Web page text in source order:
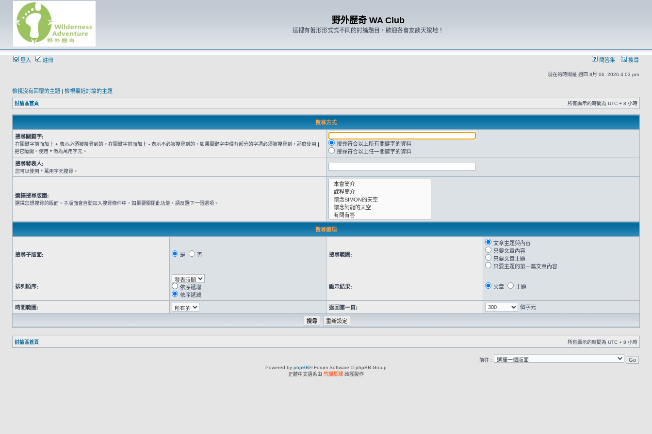
野外歷奇 WA Club
這裡有著形形式式不同的討論題目，歡迎各會友談天說地！
登入 註冊 問答集 搜尋
現在的時間是 週四 8月 06, 2026 4:03 pm
檢視沒有回覆的主題 | 檢視最近討論的主題
討論區首頁 所有顯示的時間為 UTC + 8 小時
搜尋方式
搜尋關鍵字:
在關鍵字前面加上 + 表示必須被搜尋到的。在關鍵字前面加上 - 表示不必被搜尋到的。如果關鍵字中僅有部分的字詞必須被搜尋到，那麼使用 |
把它隔開。使用 * 做為萬用字元。
搜尋符合以上所有關鍵字的資料
搜尋符合以上任一關鍵字的資料
搜尋發表人:
您可以使用 * 萬用字元搜尋。
選擇搜尋版面:
選擇您想搜尋的版面。子版面會自動加入搜尋條件中，如果要關閉此功能，請反選下一個選項。
搜尋選項
搜尋子版面: 是 否 搜尋範圍:
文章主題與內容
只要文章內容
只要文章主題
只要主題的第一篇文章內容
排列順序:
依序遞增
依序遞減
顯示結果: 文章 主題
時間範圍: 返回第一頁: 個字元
討論區首頁 所有顯示的時間為 UTC + 8 小時
前往 :
Powered by phpBB® Forum Software © phpBB Group
正體中文語系由 竹貓星球 維護製作